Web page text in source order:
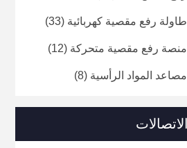
طاولة رفع مقصية كهربائية (33)
منصة رفع مقصية متحركة (12)
مصاعد المواد الرأسية (8)
الاتصالات